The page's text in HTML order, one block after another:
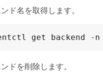
ド名を取得します。
get backend -
ドを削除します。